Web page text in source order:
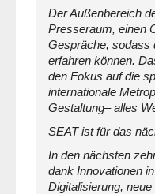
Der Außenbereich
Presseraum, einen
Gespräche, sodass
erfahren können.
den Fokus auf die
internationale
Gestaltung– alles
SEAT ist für das
In den nächsten
dank Innovationen
Digitalisierung,